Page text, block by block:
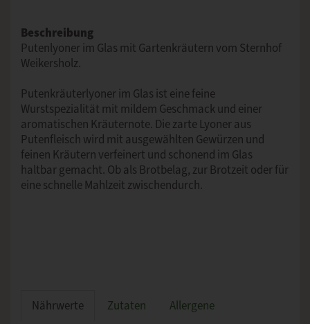
Beschreibung
Putenlyoner im Glas mit Gartenkräutern vom Sternhof
Weikersholz.
Putenkräuterlyoner im Glas ist eine feine
Wurstspezialität mit mildem Geschmack und einer
aromatischen Kräuternote. Die zarte Lyoner aus
Putenfleisch wird mit ausgewählten Gewürzen und
feinen Kräutern verfeinert und schonend im Glas
haltbar gemacht. Ob als Brotbelag, zur Brotzeit oder für
eine schnelle Mahlzeit zwischendurch.
Nährwerte Zutaten
Allergene